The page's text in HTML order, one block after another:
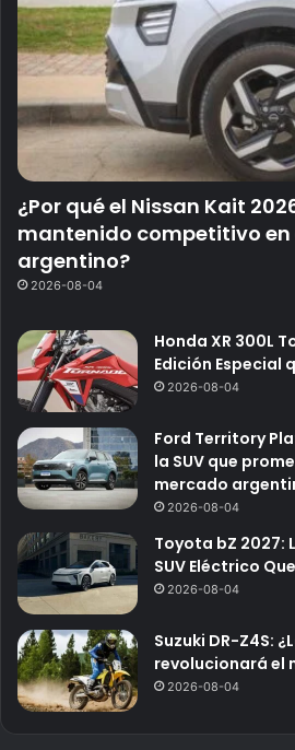
¿Por qué el Nissan Kait
mantenido competitivo en
argentino?
2026-08-04
Honda XR 300L
Edición Especial
2026-08-04
Ford Territory
la SUV que
mercado
2026-08-04
Toyota bZ 2027:
SUV Eléctrico
2026-08-04
Suzuki DR-Z4S:
revolucionará el
2026-08-04